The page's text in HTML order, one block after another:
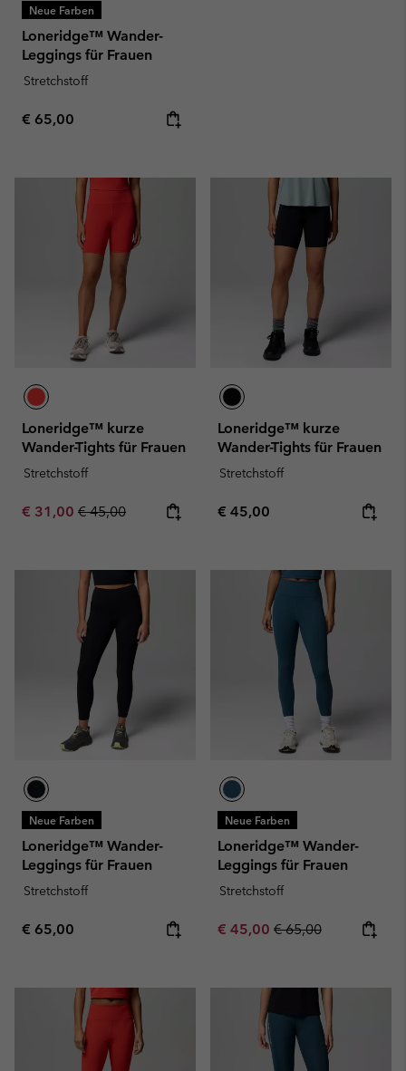
Neue Farben
Loneridge™ Wander-
Leggings für Frauen
Stretchstoff
Regular price:
€ 65,00
Loneridge™ kurze
Wander-Tights für Frauen
Stretchstoff
Sale price:
€ 31,00 Regular price:
€ 45,00
Loneridge™ kurze
Wander-Tights für Frauen
Stretchstoff
Regular price:
€ 45,00
Neue Farben
Loneridge™ Wander-
Leggings für Frauen
Stretchstoff
Regular price:
€ 65,00
Neue Farben
Loneridge™ Wander-
Leggings für Frauen
Stretchstoff
Sale price:
€ 45,00 Regular price:
€ 65,00